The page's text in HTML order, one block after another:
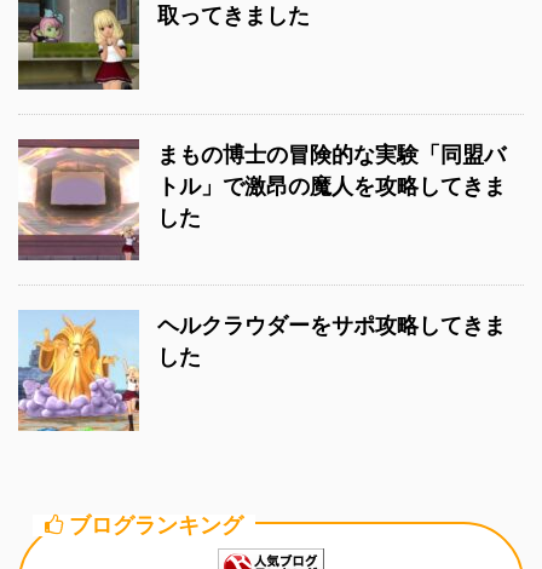
取ってきました
まもの博士の冒険的な実験「同盟バ
トル」で激昂の魔人を攻略してきま
した
ヘルクラウダーをサポ攻略してきま
した
ブログランキング